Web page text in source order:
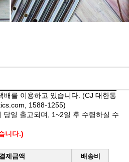
배를 이용하고 있습니다. (CJ 대한통
, 1588-1255)
당일 출고되며, 1~2일 후 수령하실 수
니다.)
결제금액
배송비